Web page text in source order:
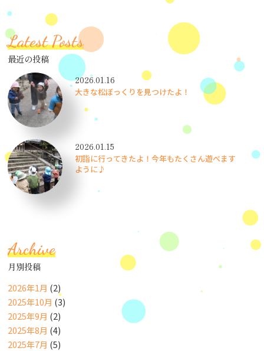
Latest Posts
最近の投稿
2026.01.16
大きな松ぼっくりを見つけたよ！
2026.01.15
初詣に行ってきたよ！今年もたくさん遊べます
ように♪
Archive
月別投稿
2026年1月 (2)
2025年10月 (3)
2025年9月 (2)
2025年8月 (4)
2025年7月 (5)